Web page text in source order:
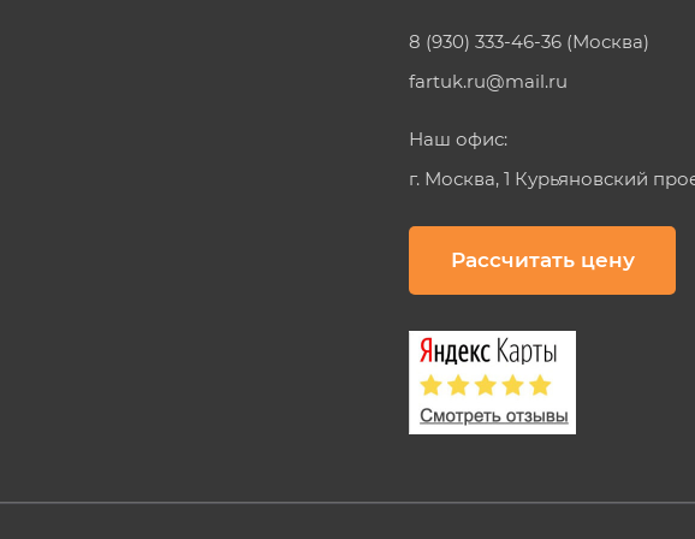
8 (930) 333-46-36 (Москва)
fartuk.ru@mail.ru
Наш офис:
г. Москва, 1 Курьяновский
Рассчитать цену